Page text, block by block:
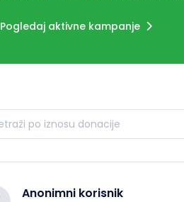
Pogledaj aktivne kampanje
Anonimni korisnik